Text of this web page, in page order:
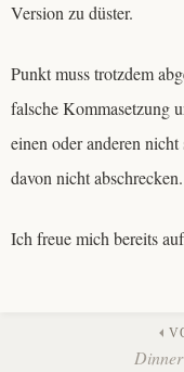
Version zu düster.
Punkt muss trotzdem
falsche Kommasetzung
einen oder anderen
davon nicht abschrecken.
Ich freue mich bereits